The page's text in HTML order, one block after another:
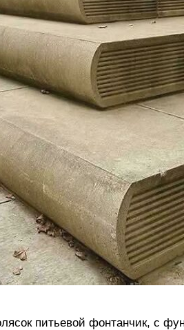
питьевой фонтанчик, с